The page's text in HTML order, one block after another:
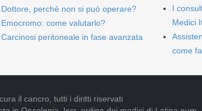
Dottore, perché non si può operare?
Emocromo: come valutarlo?
Carcinosi peritoneale in fase avanzata
I
Medici
come
il cancro, tutti i diritti riservati